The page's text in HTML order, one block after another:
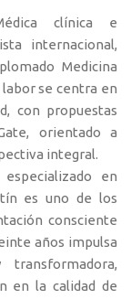
clínica e
internacional,
Medicina
labor se centra en
con propuestas
orientado a
integral.
en
es uno de los
consciente
años impulsa
en la calidad de